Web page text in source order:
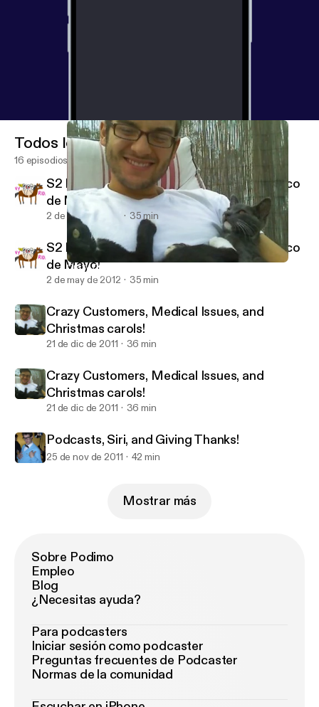
Crazy Customers, Medical Issues, and Christmas carols!
Getting Serious with Katie and Alexa
Todos los episodios
16 episodios
S2 E1: Hunger Games, Drag Race, and Cinco
de Mayo!
2 de may de 2012 35 min
S2 E1: Hunger Games, Drag Race, and Cinco
de Mayo!
2 de may de 2012 35 min
Crazy Customers, Medical Issues, and
Christmas carols!
21 de dic de 2011 36 min
Crazy Customers, Medical Issues, and
Christmas carols!
21 de dic de 2011 36 min
Podcasts, Siri, and Giving Thanks!
25 de nov de 2011 42 min
Mostrar más
Sobre Podimo
Empleo
Blog
¿Necesitas ayuda?
Para podcasters
Iniciar sesión como podcaster
Preguntas frecuentes de Podcaster
Normas de la comunidad